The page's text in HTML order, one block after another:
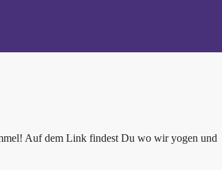
Auf dem Link findest Du wo wir yogen und